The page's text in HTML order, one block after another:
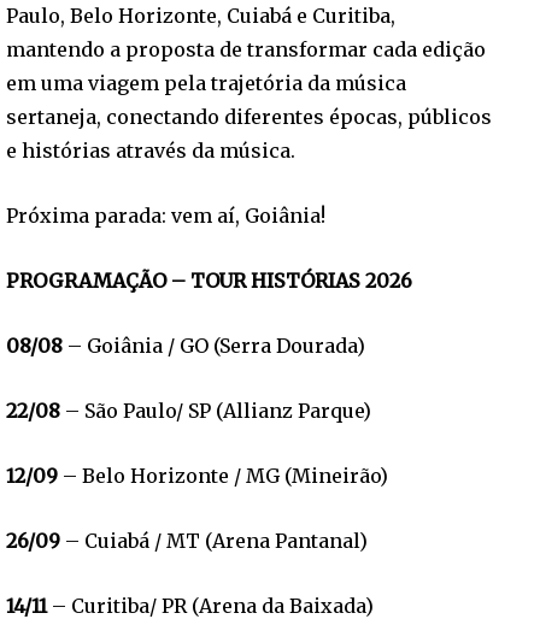
Paulo, Belo Horizonte, Cuiabá e Curitiba,
mantendo a proposta de transformar cada edição
em uma viagem pela trajetória da música
sertaneja, conectando diferentes épocas, públicos
e histórias através da música.
Próxima parada: vem aí, Goiânia!
PROGRAMAÇÃO – TOUR HISTÓRIAS 2026
08/08 – Goiânia / GO (Serra Dourada)
22/08 – São Paulo/ SP (Allianz Parque)
12/09 – Belo Horizonte / MG (Mineirão)
26/09 – Cuiabá / MT (Arena Pantanal)
14/11 – Curitiba/ PR (Arena da Baixada)